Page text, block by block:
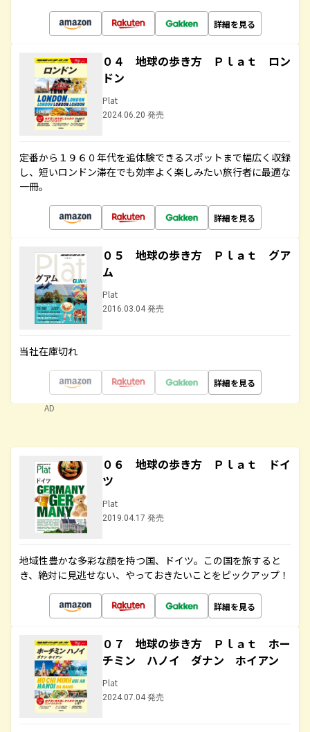
詳細を見る
０４ 地球の歩き方 Ｐｌａｔ ロン
ドン
Plat
2024.06.20 発売
定番から１９６０年代を追体験できるスポットまで幅広く収録
し、短いロンドン滞在でも効率よく楽しみたい旅行者に最適な
一冊。
詳細を見る
０５ 地球の歩き方 Ｐｌａｔ グア
ム
Plat
2016.03.04 発売
当社在庫切れ
詳細を見る
AD
０６ 地球の歩き方 Ｐｌａｔ ドイ
ツ
Plat
2019.04.17 発売
地域性豊かな多彩な顔を持つ国、ドイツ。この国を旅すると
き、絶対に見逃せない、やっておきたいことをピックアップ！
詳細を見る
０７ 地球の歩き方 Ｐｌａｔ ホー
チミン ハノイ ダナン ホイアン
Plat
2024.07.04 発売